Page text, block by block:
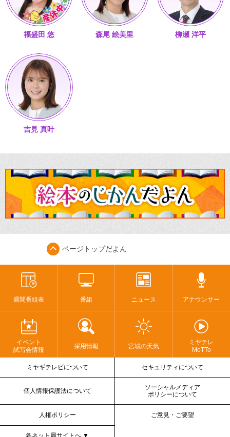
福盛田 悠 森尾 絵美里 柳瀬 洋平
吉見 真叶
ページトップだよん
週間番組表 番組 ニュース アナウンサー
イベント
試写会情報
採用情報 宮城の天気
ミヤテレ
MoTTo
ミヤギテレビについて セキュリティについて
個人情報保護法について
ソーシャルメディア
ポリシーについて
人権ポリシー ご意見・ご要望
各ネット局サイトへ ▼